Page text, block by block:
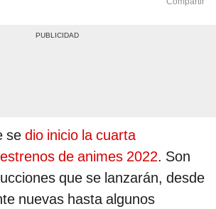
se dio inicio la cuarta
de animes 2022. Son
que se lanzarán, desde
nuevas hasta algunos